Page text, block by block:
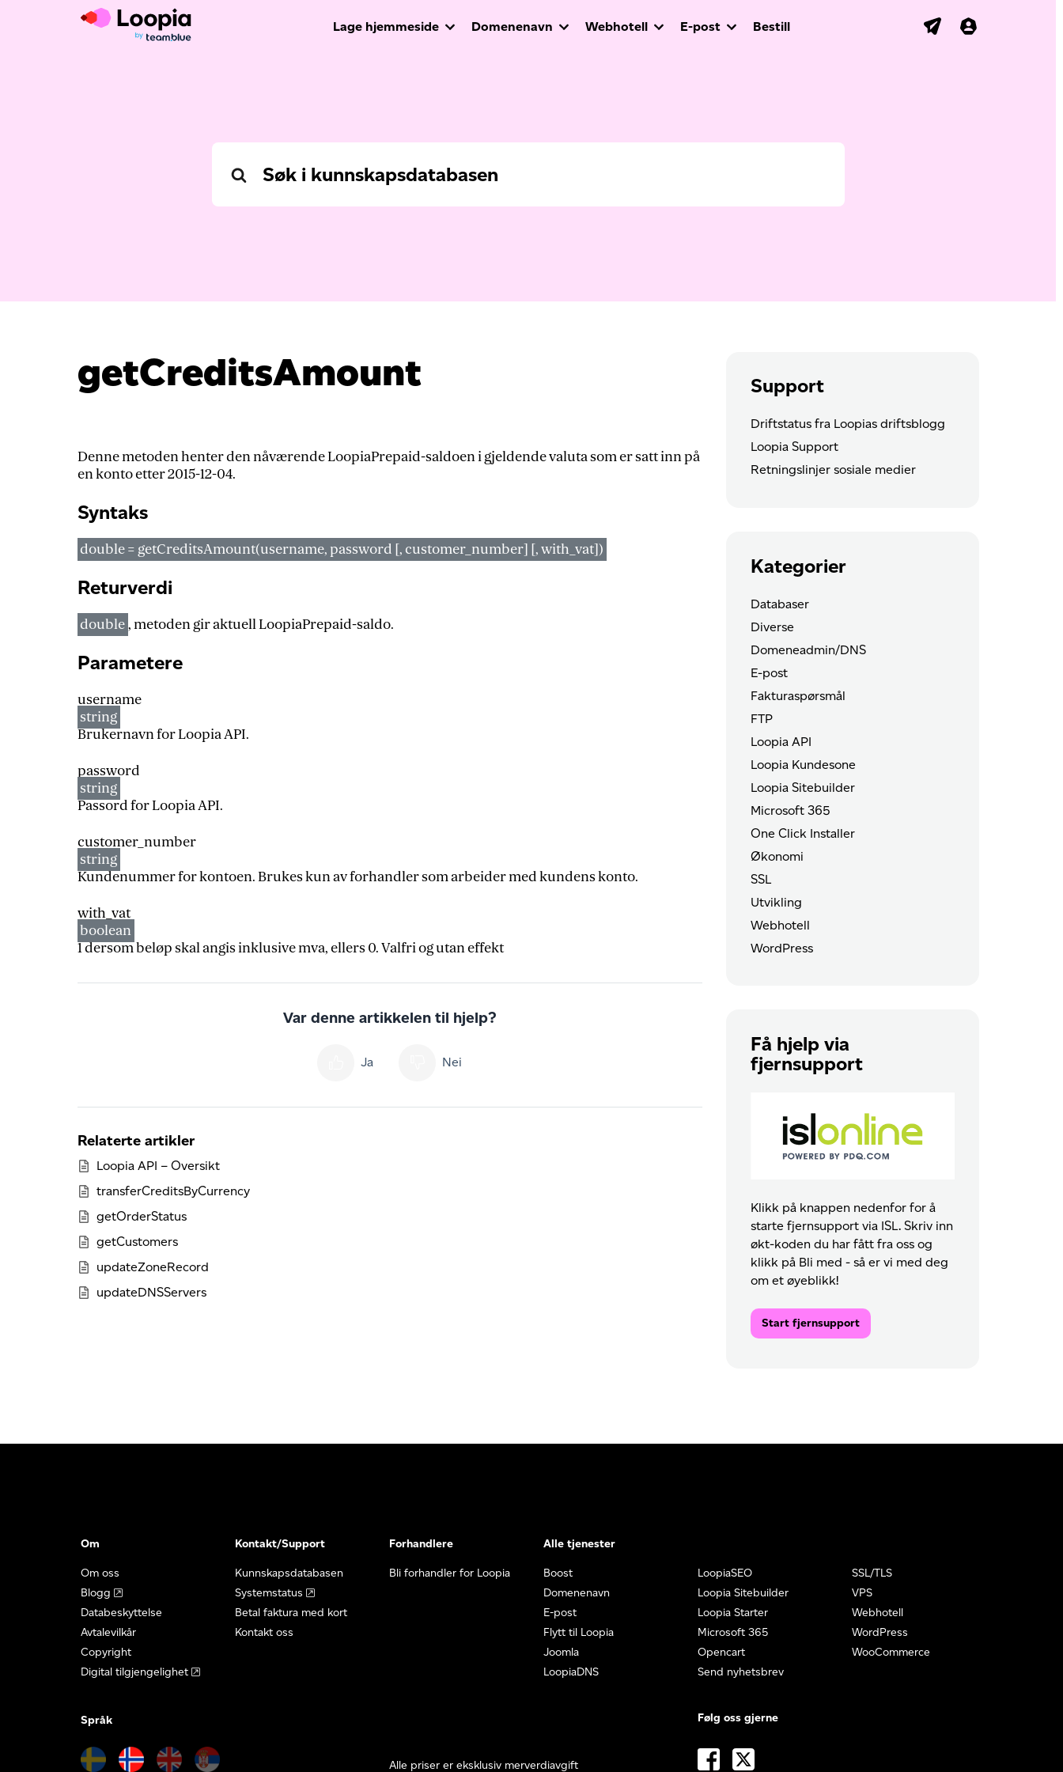
Lage hjemmeside Domenenavn Webhotell E-post Bestill
Search
getCreditsAmount
Denne metoden henter den nåværende LoopiaPrepaid-saldoen i gjeldende valuta som er satt inn på
en konto etter 2015-12-04.
Syntaks
double = getCreditsAmount(username, password [, customer_number] [, with_vat])
Returverdi
double, metoden gir aktuell LoopiaPrepaid-saldo.
Parametere
username
string
Brukernavn for Loopia API.
password
string
Passord for Loopia API.
customer_number
string
Kundenummer for kontoen. Brukes kun av forhandler som arbeider med kundens konto.
with_vat
boolean
1 dersom beløp skal angis inklusive mva, ellers 0. Valfri og utan effekt
Var denne artikkelen til hjelp?
Ja Nei
Relaterte artikler
Loopia API – Oversikt
transferCreditsByCurrency
getOrderStatus
getCustomers
updateZoneRecord
updateDNSServers
Support
Driftstatus fra Loopias driftsblogg
Loopia Support
Retningslinjer sosiale medier
Kategorier
Databaser
Diverse
Domeneadmin/DNS
E-post
Fakturaspørsmål
FTP
Loopia API
Loopia Kundesone
Loopia Sitebuilder
Microsoft 365
One Click Installer
Økonomi
SSL
Utvikling
Webhotell
WordPress
Få hjelp via
fjernsupport
Klikk på knappen nedenfor for å
starte fjernsupport via ISL. Skriv inn
økt-koden du har fått fra oss og
klikk på Bli med - så er vi med deg
om et øyeblikk!
Start fjernsupport
Om
Om oss
Blogg
Databeskyttelse
Avtalevilkår
Copyright
Digital tilgjengelighet
Kontakt/Support
Kunnskapsdatabasen
Systemstatus
Betal faktura med kort
Kontakt oss
Forhandlere
Bli forhandler for Loopia
Alle tjenester
Boost
Domenenavn
E-post
Flytt til Loopia
Joomla
LoopiaDNS
LoopiaSEO
Loopia Sitebuilder
Loopia Starter
Microsoft 365
Opencart
Send nyhetsbrev
SSL/TLS
VPS
Webhotell
WordPress
WooCommerce
Språk
Alle priser er eksklusiv merverdiavgift
Følg oss gjerne